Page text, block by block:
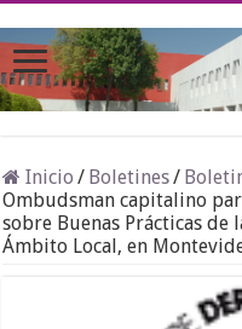
Inicio / Boletines/
Ombudsman capitalino
sobre Buenas Prácticas de
Ámbito Local, en